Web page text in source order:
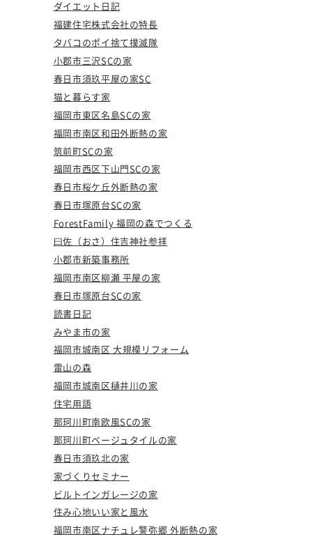
ダイエット日記
福建住宅株式会社の特長
タバコのポイ捨て撲滅隊
小郡市三沢SCの家
春日市須玖平屋の家SC
猫と暮らす家
福岡市東区名島SCの家
福岡市南区和田外断熱の家
筑前町SCの家
福岡市西区下山門SCの家
春日市桜ケ丘外断熱の家
春日市塚原台SCの家
ForestFamily 福岡の森でつくる
曰佐（おさ）住吉神社参拝
小郡市新築事務所
福岡市南区柳瀬 平屋の家
春日市塚原台SCの家
読書日記
みやま市の家
福岡市城南区 大規模リフォーム
雷山の森
福岡市城南区樋井川の家
住宅用語
那珂川町南欧風SCの家
那珂川町ベージュタイルの家
春日市須玖北の家
家づくりセミナー
ビルトインガレージの家
住み心地いい家と風水
福岡市南区ナチュレ警弥郷 外断熱の家